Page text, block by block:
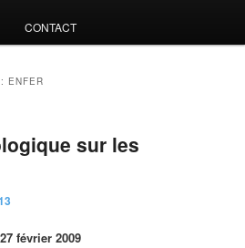
CONTACT
ENFER
sur les
27 février 2009